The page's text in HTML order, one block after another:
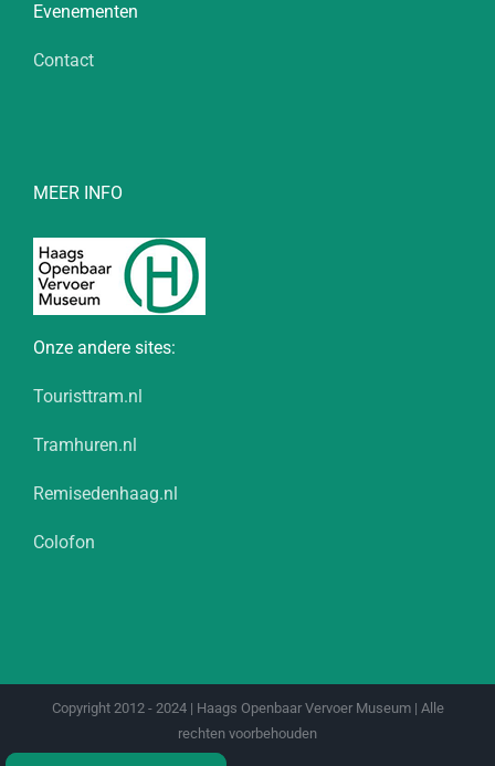
Evenementen
Contact
MEER INFO
Onze andere sites:
Touristtram.nl
Tramhuren.nl
Remisedenhaag.nl
Colofon
Copyright 2012 - 2024 | Haags Openbaar Vervoer Museum | Alle
rechten voorbehouden